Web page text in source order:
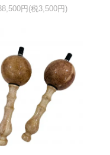
円(税3,500円)